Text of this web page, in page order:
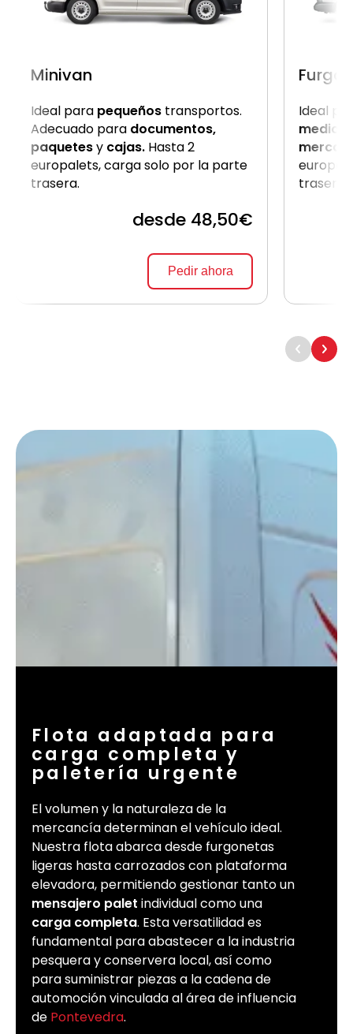
Minivan
Ideal para pequeños transportos.
Adecuado para documentos,
paquetesy cajas. Hasta 2
europalets, carga solo por la parte
trasera.
desde 48,50€
Pedir ahora
Ideal
medio
trasera
Flota adaptada para
carga completa y
paletería urgente
El volumen y la naturaleza de la
mercancía determinan el vehículo ideal.
Nuestra flota abarca desde furgonetas
ligeras hasta carrozados con plataforma
elevadora, permitiendo gestionar tanto un
mensajero palet individual como una
carga completa. Esta versatilidad es
fundamental para abastecer a la industria
pesquera y conservera local, así como
para suministrar piezas a la cadena de
automoción vinculada al área de influencia
de Pontevedra.